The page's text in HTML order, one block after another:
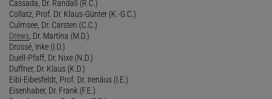
Cassada, Dr. Randall (R.C.)
Collatz, Prof. Dr. Klaus-Günter (K.-G.C.)
Culmsee, Dr. Carsten (C.C.)
Drews , Dr. Martina (M.D.)
Drossé, Inke (I.D.)
Duell-Pfaff, Dr. Nixe (N.D.)
Duffner, Dr. Klaus (K.D.)
Eibl-Eibesfeldt, Prof. Dr. Irenäus (I.E.)
Eisenhaber, Dr. Frank (F.E.)